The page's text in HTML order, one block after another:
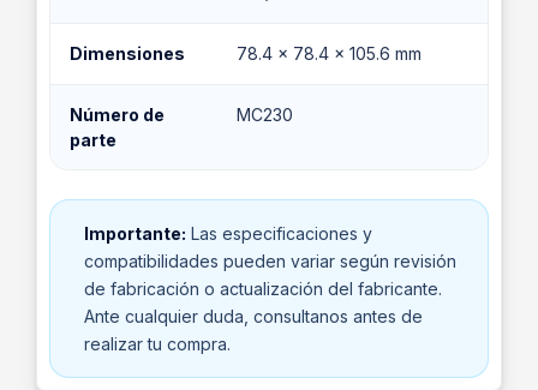
Dimensiones 78.4 × 78.4 × 105.6 mm
Número de
parte
MC230
Importante: Las especificaciones y
compatibilidades pueden variar según revisión
de fabricación o actualización del fabricante.
Ante cualquier duda, consultanos antes de
realizar tu compra.